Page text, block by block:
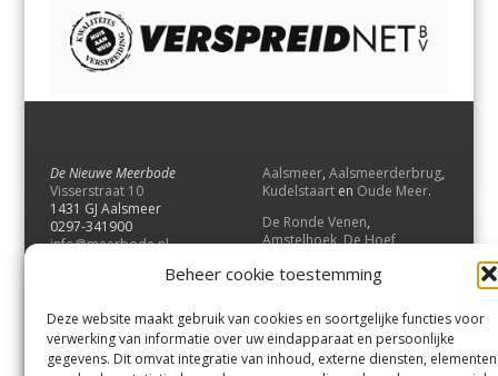
Beheer cookie toestemming
Deze website maakt gebruik van cookies en soortgelijke functies voor
verwerking van informatie over uw eindapparaat en persoonlijke
gegevens. Dit omvat integratie van inhoud, externe diensten, elementen
De Nieuwe Meerbode
Visserstraat 10
1431 GJ Aalsmeer
0297-341900
info@meerbode.nl
Aalsmeer, Aalsmeerderbrug,
Kudelstaart en Oude Meer.
De Ronde Venen,
Amstelhoek,De Hoef,
Vrouwenakker,Waverveen
UithoornenDe Kwakel.